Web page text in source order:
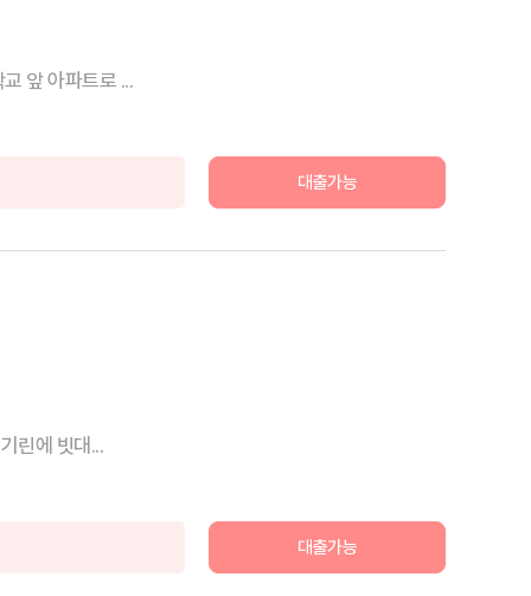
앞 아파트로 ...
대출가능
린에 빗대...
대출가능